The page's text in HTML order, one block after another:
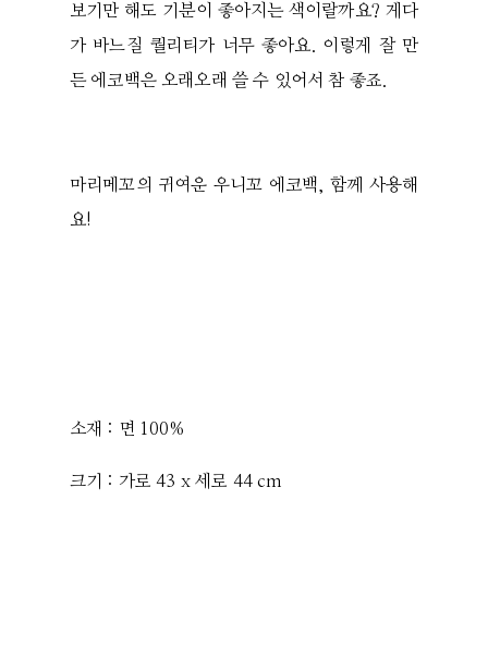
보기만 해도 기분이 좋아지는 색이랄까요? 게다
가 바느질 퀄리티가 너무 좋아요. 이렇게 잘 만
든 에코백은 오래오래 쓸 수 있어서 참 좋죠.
마리메꼬의 귀여운 우니꼬 에코백, 함께 사용해
요!
소재 : 면 100%
크기 : 가로 43 x 세로 44 cm